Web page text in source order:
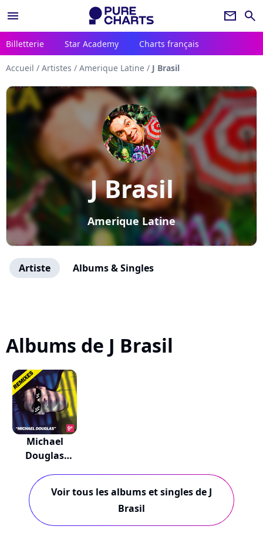
menu newsletter search
Billetterie Star Academy Charts français
Accueil / Artistes / Amerique Latine / J Brasil
J Brasil
Amerique Latine
Artiste Albums & Singles
Albums de J Brasil
Michael
Douglas
Voir tous les albums et singles de J
Brasil